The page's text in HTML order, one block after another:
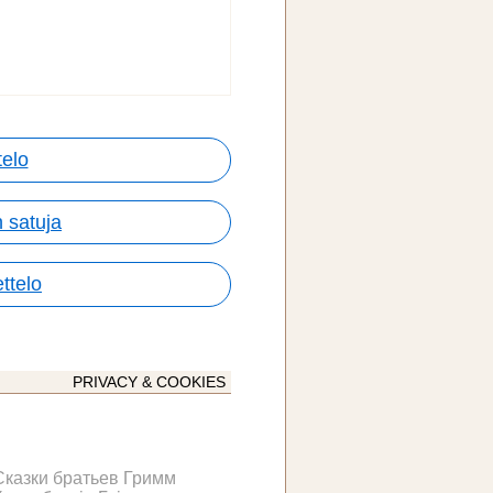
satuja
PRIVACY & COOKIES
братьев Гримм